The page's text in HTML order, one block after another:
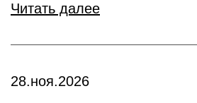
Читать далее
28.ноя.2026